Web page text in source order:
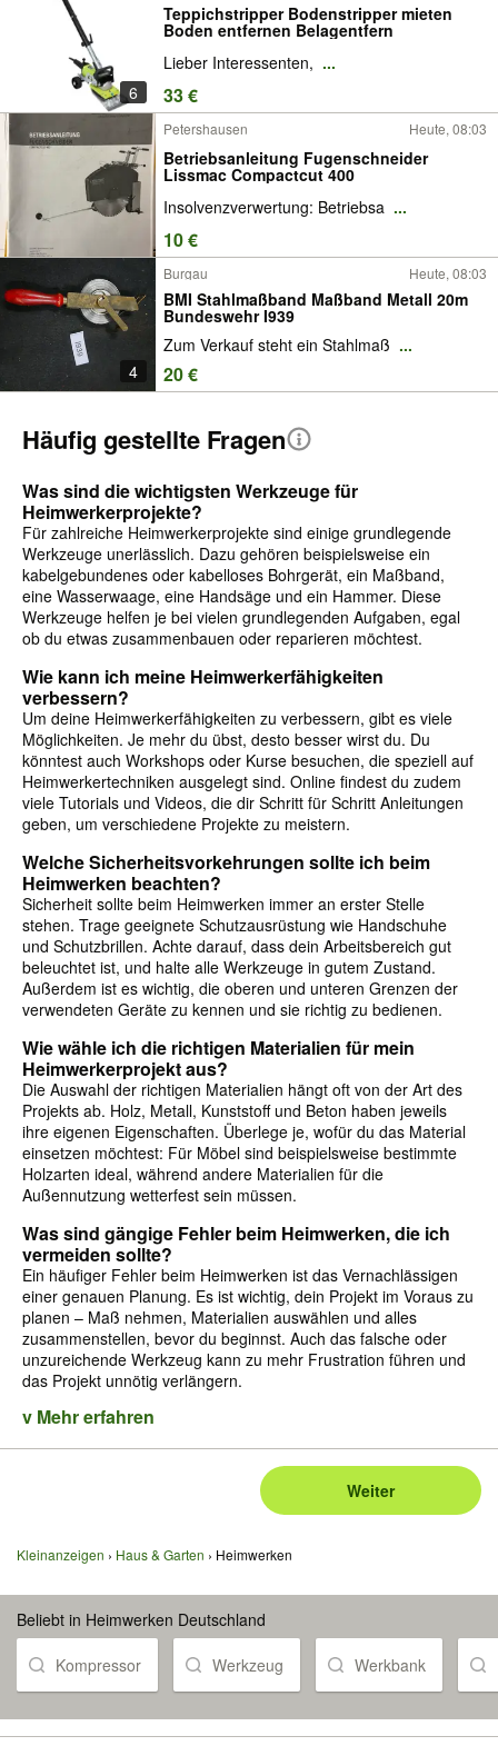
6
Teppichstripper Bodenstripper mieten
Boden entfernen Belagentfern
Lieber Interessenten, ...
33 €
Petershausen Heute, 08:03
Betriebsanleitung Fugenschneider
Lissmac Compactcut 400
Insolvenzverwertung: Betriebsa ...
10 €
4
Burgau Heute, 08:03
BMI Stahlmaßband Maßband Metall 20m
Bundeswehr I939
Zum Verkauf steht ein Stahlmaß ...
20 €
Häufig gestellte Fragen
Was sind die wichtigsten Werkzeuge für
Heimwerkerprojekte?
Für zahlreiche Heimwerkerprojekte sind einige grundlegende
Werkzeuge unerlässlich. Dazu gehören beispielsweise ein
kabelgebundenes oder kabelloses Bohrgerät, ein Maßband,
eine Wasserwaage, eine Handsäge und ein Hammer. Diese
Werkzeuge helfen je bei vielen grundlegenden Aufgaben, egal
ob du etwas zusammenbauen oder reparieren möchtest.
Wie kann ich meine Heimwerkerfähigkeiten
verbessern?
Um deine Heimwerkerfähigkeiten zu verbessern, gibt es viele
Möglichkeiten. Je mehr du übst, desto besser wirst du. Du
könntest auch Workshops oder Kurse besuchen, die speziell auf
Heimwerkertechniken ausgelegt sind. Online findest du zudem
viele Tutorials und Videos, die dir Schritt für Schritt Anleitungen
geben, um verschiedene Projekte zu meistern.
Welche Sicherheitsvorkehrungen sollte ich beim
Heimwerken beachten?
Sicherheit sollte beim Heimwerken immer an erster Stelle
stehen. Trage geeignete Schutzausrüstung wie Handschuhe
und Schutzbrillen. Achte darauf, dass dein Arbeitsbereich gut
beleuchtet ist, und halte alle Werkzeuge in gutem Zustand.
Außerdem ist es wichtig, die oberen und unteren Grenzen der
verwendeten Geräte zu kennen und sie richtig zu bedienen.
Wie wähle ich die richtigen Materialien für mein
Heimwerkerprojekt aus?
Die Auswahl der richtigen Materialien hängt oft von der Art des
Projekts ab. Holz, Metall, Kunststoff und Beton haben jeweils
ihre eigenen Eigenschaften. Überlege je, wofür du das Material
einsetzen möchtest: Für Möbel sind beispielsweise bestimmte
Holzarten ideal, während andere Materialien für die
Außennutzung wetterfest sein müssen.
Was sind gängige Fehler beim Heimwerken, die ich
vermeiden sollte?
Ein häufiger Fehler beim Heimwerken ist das Vernachlässigen
einer genauen Planung. Es ist wichtig, dein Projekt im Voraus zu
planen – Maß nehmen, Materialien auswählen und alles
zusammenstellen, bevor du beginnst. Auch das falsche oder
unzureichende Werkzeug kann zu mehr Frustration führen und
das Projekt unnötig verlängern.
v Mehr erfahren
Weiter
Kleinanzeigen Haus & Garten Heimwerken
Beliebt in Heimwerken Deutschland
Kompressor Werkzeug Werkbank